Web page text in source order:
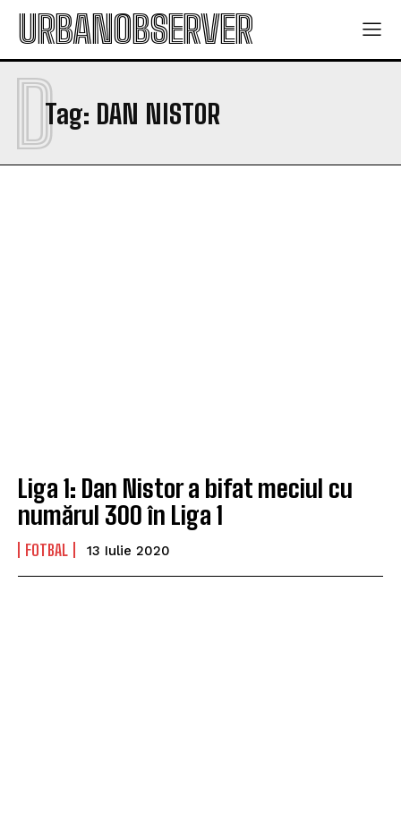
URBANOBSERVER
Tag: DAN NISTOR
D
Liga 1: Dan Nistor a bifat meciul cu
numărul 300 în Liga 1
FOTBAL 13 Iulie 2020